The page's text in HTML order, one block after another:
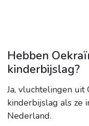
Hebben
kinderbijslag?
Ja, vluchtelingen uit
kinderbijslag als ze
Nederland.